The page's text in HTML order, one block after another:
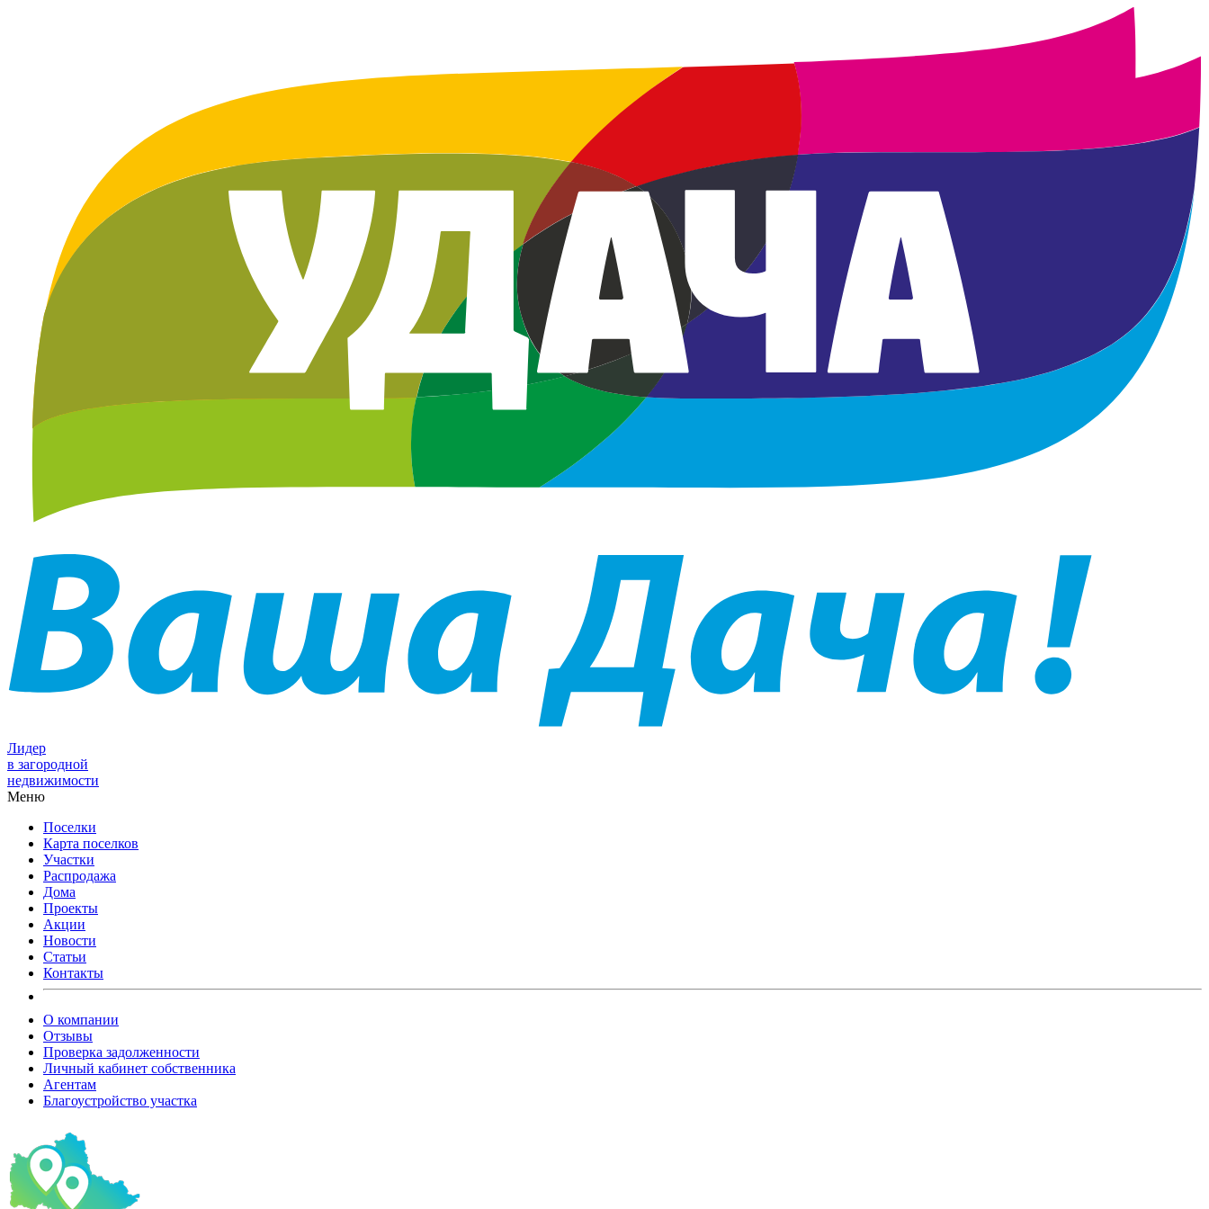
Лидер
в загородной
недвижимости
Меню
Поселки
Карта поселков
Участки
Распродажа
Дома
Проекты
Акции
Новости
Статьи
Контакты
О компании
Отзывы
Проверка задолженности
Личный кабинет собственника
Агентам
Благоустройство участка